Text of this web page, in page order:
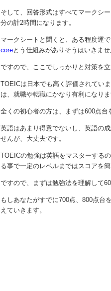
そして、回答形式はすべてマークシ
分の計2時間になります。
マークシートと聞くと、ある程度運
coreとう仕組みがありそうはいきませ
ですので、ここでしっかりと対策を
TOEICは日本でも高く評価されてい
は、就職や転職にかなり有利になりま
全くの初心者の方は、まずは600点台
英語はあまり得意でないし、英語の
せんが、大丈夫です。
TOEICの勉強は英語をマスターする
る事で一定のレベルまではスコアを
ですので、まずは勉強法を理解して
もしあなたがすでに700点、800点台
えていきます。